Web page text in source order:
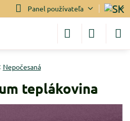
Panel používateľa
Nepočesaná
teplákovina